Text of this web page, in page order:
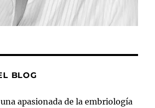
BLOG
apasionada de la embriología